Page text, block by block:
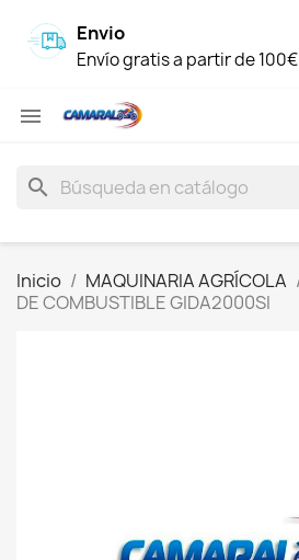
Envio
Envío gratis a partir de 100€

search
Inicio MAQUINARIA AGRÍCOLA
DE COMBUSTIBLE GIDA2000SI